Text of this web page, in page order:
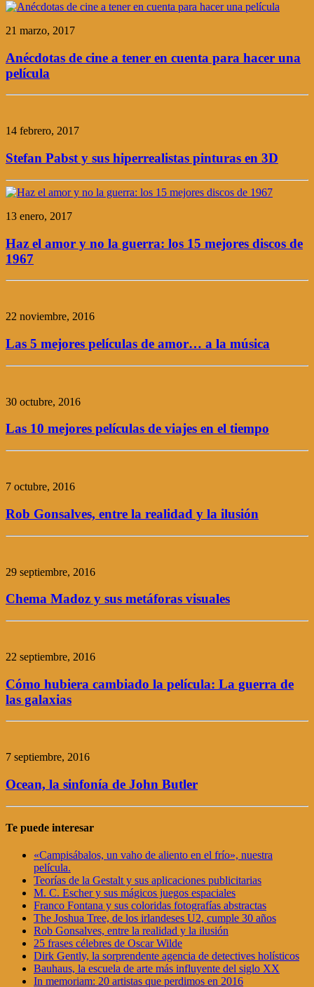
21 marzo, 2017
Anécdotas de cine a tener en cuenta para hacer una
película
14 febrero, 2017
Stefan Pabst y sus hiperrealistas pinturas en 3D
13 enero, 2017
Haz el amor y no la guerra: los 15 mejores discos de
1967
22 noviembre, 2016
Las 5 mejores películas de amor… a la música
30 octubre, 2016
Las 10 mejores películas de viajes en el tiempo
7 octubre, 2016
Rob Gonsalves, entre la realidad y la ilusión
29 septiembre, 2016
Chema Madoz y sus metáforas visuales
22 septiembre, 2016
Cómo hubiera cambiado la película: La guerra de
las galaxias
7 septiembre, 2016
Ocean, la sinfonía de John Butler
Te puede interesar
«Campisábalos, un vaho de aliento en el frío», nuestra
película.
Teorías de la Gestalt y sus aplicaciones publicitarias
M. C. Escher y sus mágicos juegos espaciales
Franco Fontana y sus coloridas fotografías abstractas
The Joshua Tree, de los irlandeses U2, cumple 30 años
Rob Gonsalves, entre la realidad y la ilusión
25 frases célebres de Oscar Wilde
Dirk Gently, la sorprendente agencia de detectives holísticos
Bauhaus, la escuela de arte más influyente del siglo XX
In memoriam: 20 artistas que perdimos en 2016